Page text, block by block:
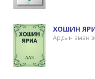
ХОШИН
Ардын аман